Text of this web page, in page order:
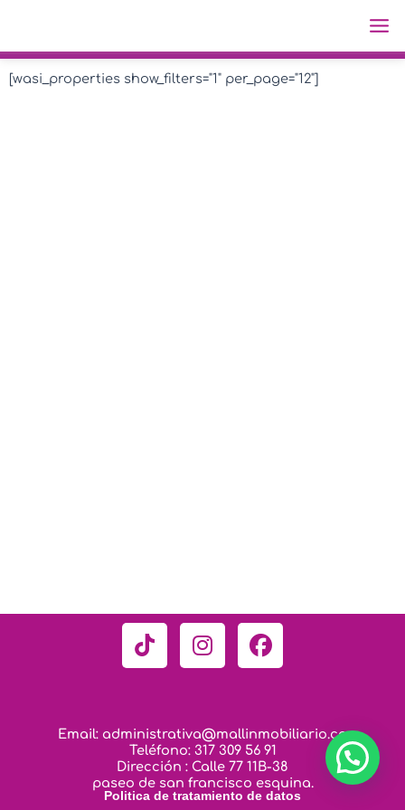
contenido
[wasi_properties show_filters="1" per_page="12"]
T
i
o
k
I
n
a
g
r
a
F
a
o
o
k
Email: administrativa@mallinmobiliario.co
Teléfono: 317 309 56 91
Dirección : Calle 77 11B-38
paseo de san francisco esquina.
Politica de tratamiento de datos